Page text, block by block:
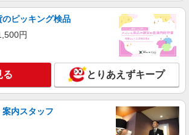
いエリアなど、お好きな勤務地をお選び下さ
！！
詳細を見る
グ株式会社 メディカルケア事業部/三島オフィ
護助手（ナースエイド）
時給1,250円 ★週払いOK（規定あり） ※給与
は経験・能力による
静岡県沼津市 【最寄駅】JR御殿場線「大岡」
ピッキング検品
円
る とりあえずキープ
内スタッフ